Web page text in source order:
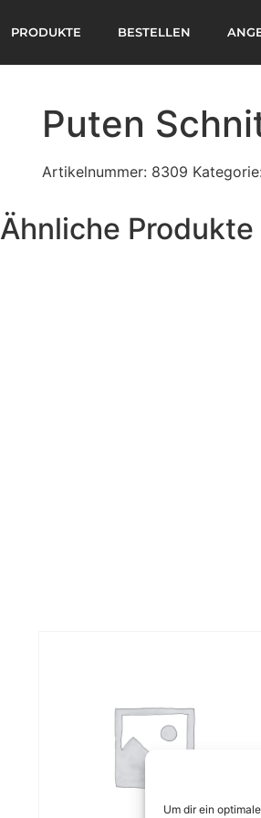
Um dir ein
PRODUKTE BESTELLEN
Puten
Artikelnummer: 8309 Kategorie:
Ähnliche Produkte